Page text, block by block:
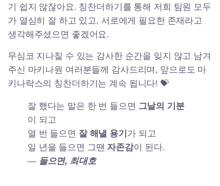
기 쉽지 않잖아요. 칭찬더하기를 통해 저희 팀원 모두
가 열심히 잘 하고 있고, 서로에게 필요한 존재라고
생각해주셨으면 좋겠어요.
무심코 지나칠 수 있는 감사한 순간을 잊지 않고 남겨
주신 마키나원 여러분들께 감사드리며, 앞으로도 마
키나락스의 칭찬더하기는 계속 됩니다! 💝
잘 했다는 말은 한 번 들으면 그날의 기분
이 되고
열 번 들으면 잘 해낼 용기 가 되고
일 년을 들으면 그땐 자존감이 된다.
— 들으면, 최대호